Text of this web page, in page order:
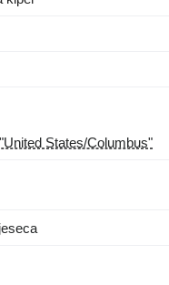
States/Columbus"